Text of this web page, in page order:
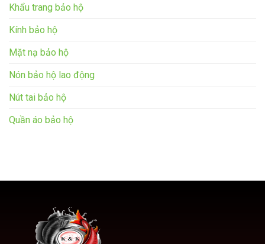
Khẩu trang bảo hộ
Kính bảo hộ
Mặt nạ bảo hộ
Nón bảo hộ lao động
Nút tai bảo hộ
Quần áo bảo hộ